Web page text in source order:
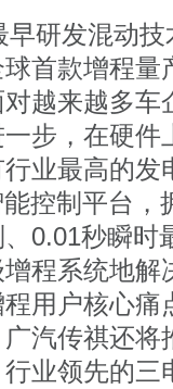
早研发混动
首款增程
越来越多
步，在硬
业最高的
控制平台，
0.01秒瞬
增程系统地
用户核心
汽传祺还将
业领先的